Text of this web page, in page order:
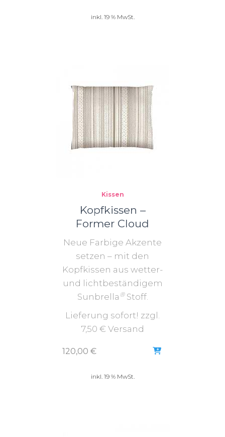
inkl. 19 % MwSt.
Kissen
Kopfkissen –
Former Cloud
Neue Farbige Akzente
setzen – mit den
Kopfkissen aus wetter-
und lichtbeständigem
Sunbrella ®Stoff.
Lieferung sofort! zzgl.
7,50 € Versand
120,00 €
inkl. 19 % MwSt.